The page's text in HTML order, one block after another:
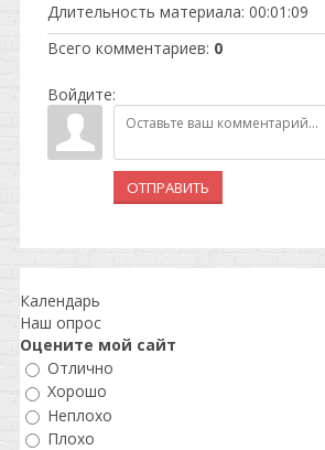
Длительность материала: 00:01:09
Всего комментариев: 0
Войдите:
ОТПРАВИТЬ
Календарь
Наш опрос
Оцените мой сайт
Отлично
Хорошо
Неплохо
Плохо